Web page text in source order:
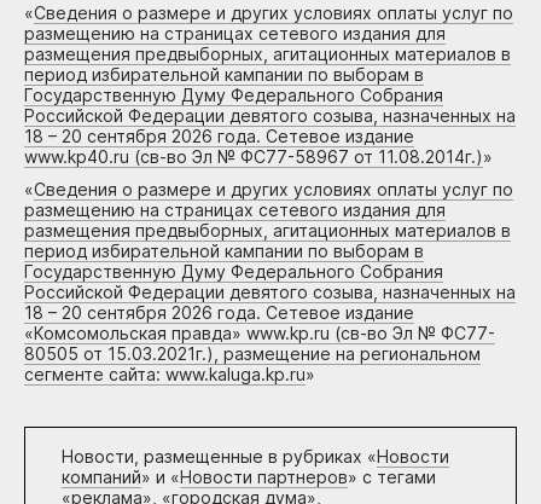
«Сведения о размере и других условиях оплаты услуг по
размещению на страницах сетевого издания для
размещения предвыборных, агитационных материалов в
период избирательной кампании по выборам в
Государственную Думу Федерального Собрания
Российской Федерации девятого созыва, назначенных на
18 – 20 сентября 2026 года. Сетевое издание
www.kp40.ru (св-во Эл № ФС77-58967 от 11.08.2014г.)»
«Сведения о размере и других условиях оплаты услуг по
размещению на страницах сетевого издания для
размещения предвыборных, агитационных материалов в
период избирательной кампании по выборам в
Государственную Думу Федерального Собрания
Российской Федерации девятого созыва, назначенных на
18 – 20 сентября 2026 года. Сетевое издание
«Комсомольская правда» www.kp.ru (св-во Эл № ФС77-
80505 от 15.03.2021г.), размещение на региональном
сегменте сайта: www.kaluga.kp.ru»
Новости, размещенные в рубриках «Новости
компаний» и «Новости партнеров» с тегами
«реклама», «городская дума»,